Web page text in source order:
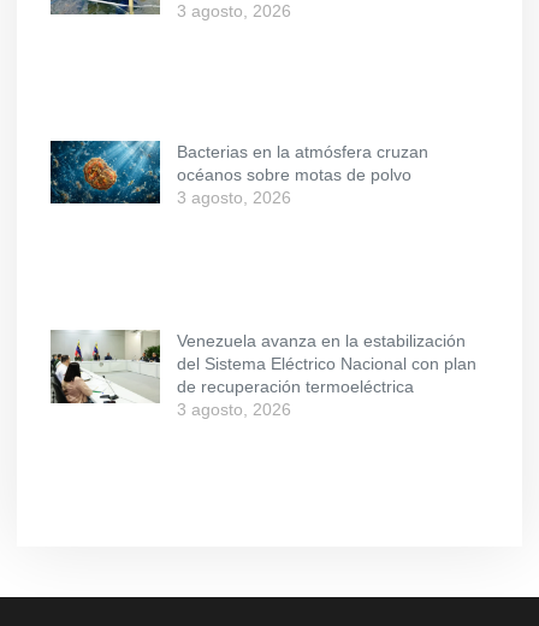
3 agosto, 2026
Bacterias en la atmósfera cruzan
océanos sobre motas de polvo
3 agosto, 2026
Venezuela avanza en la estabilización
del Sistema Eléctrico Nacional con plan
de recuperación termoeléctrica
3 agosto, 2026